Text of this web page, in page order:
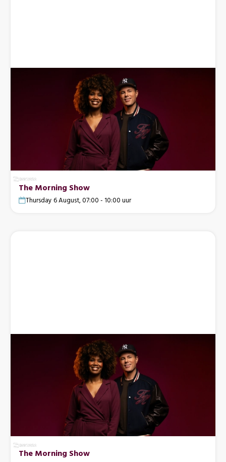
The Morning Show
Thursday 6 August, 07:00 - 10:00 uur
The Morning Show